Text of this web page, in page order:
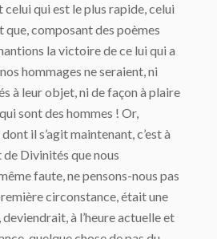
celui qui est le plus rapide, celui
que, compo­sant des poèmes
la victoire de ce lui qui a
hommages ne seraient, ni
à leur objet, ni de façon à plaire
sont des hommes ! Or,
il s’agit maintenant, c’est à
de Divinités que nous
faute, ne pensons-nous pas
circonstance, était une
à l’heure actuelle et